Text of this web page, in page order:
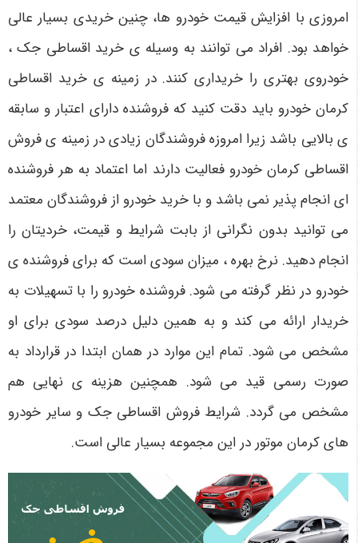
امروزی با افزایش قیمت خودرو ها، چنین خریدی بسیار عالی
خواهد بود. افراد می توانند به وسیله ی خرید اقساطی جک ،
خودروی بهتری را خریداری کنند. در زمینه ی خرید اقساطی
کرمان خودرو باید دقت کنید که فروشنده دارای اعتبار و سابقه
ی بالایی باشد زیرا امروزه فروشندگان زیادی در زمینه ی فروش
اقساطی کرمان خودرو فعالیت دارند اما اعتماد به هر فروشنده
ای انجام پذیر نمی باشد و با خرید خودرو از فروشندگان معتمد
می توانید بدون نگرانی از بابت شرایط و قیمت، خردیتان را
انجام دهید. نرخ بهره ، میزان سودی است که برای فروشنده ی
خودرو در نظر گرفته می شود. فروشنده خودرو را با تسهیلات به
خریدار ارائه می کند و به همین دلیل درصد سودی برای او
مشخص می شود. تمام این موارد در همان ابتدا در قرارداد به
صورت رسمی قید می شود. همچنین هزینه ی نهایی هم
مشخص می گردد. شرایط فروش اقساطی جک و سایر خودرو
های کرمان موتور در این مجموعه بسیار عالی است.